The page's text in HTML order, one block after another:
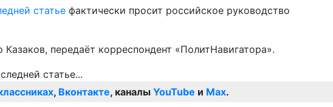
статье фактически просит российское руководство
передаёт корреспондент «ПолитНавигатора».
, Вконтакте, каналы YouTube и Max.